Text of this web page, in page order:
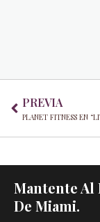
PREVIA
Mantente Al
De Miami.